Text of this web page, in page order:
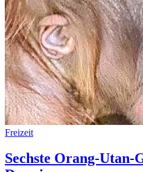
Freizeit
Sechste Orang-Utan-